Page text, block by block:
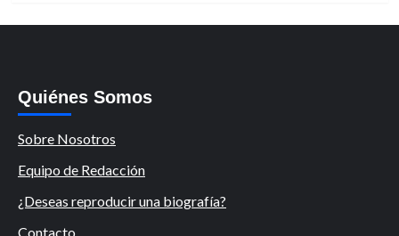
Quiénes Somos
Sobre Nosotros
Equipo de Redacción
¿Deseas reproducir una biografía?
Contacto